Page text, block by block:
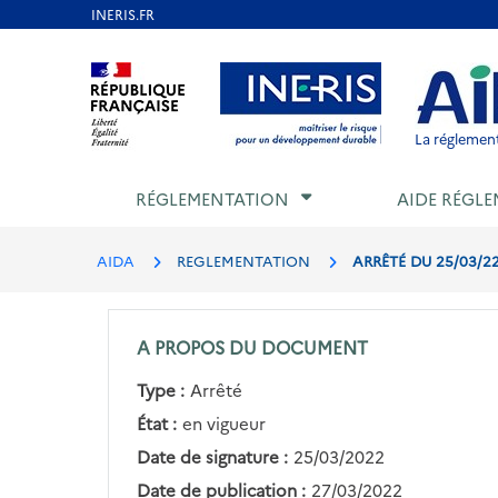
Aller au contenu Aller au menu Aller au
La
RÉGLEMENTATION AIDE
AIDA REGLEMENTATION ARRÊTÉ DU 25/03/
A PROPOS DU DOCUMENT
Type : Arrêté
État : en vigueur
Date de signature : 25/03/2022
Date de publication : 27/03/2022